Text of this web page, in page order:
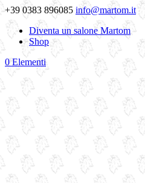
+39 0383 896085 info@martom.it
Diventa un salone Martom
Shop
0 Elementi